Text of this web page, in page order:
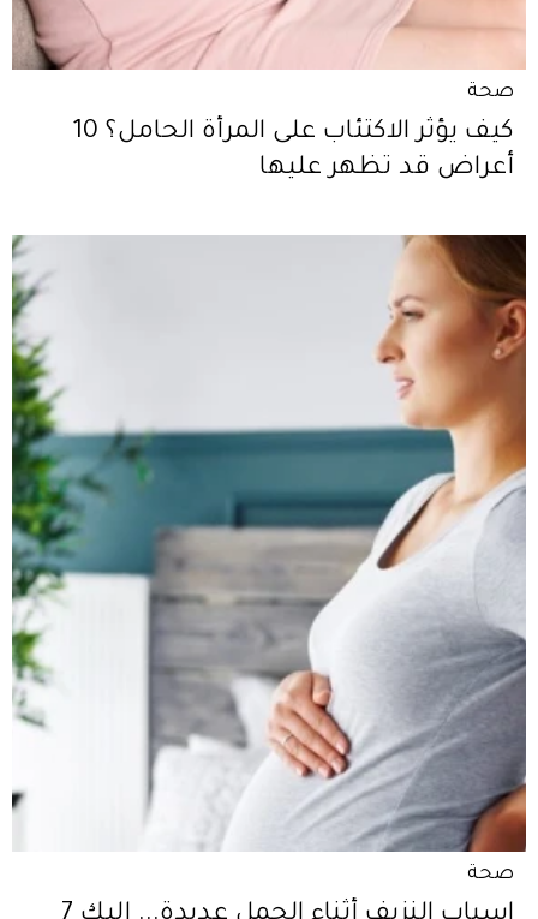
صحة
كيف يؤثّر الاكتئاب على المرأة الحامل؟ 10
أعراض قد تظهر عليها
صحة